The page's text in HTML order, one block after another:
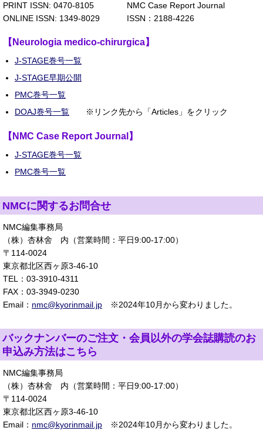
PRINT ISSN: 0470-8105 NMC Case Report Journal
ONLINE ISSN: 1349-8029 ISSN：2188-4226
【Neurologia medico-chirurgica】
J-STAGE巻号一覧
J-STAGE早期公開
PMC巻号一覧
DOAJ巻号一覧 ※リンク先から「Articles」をクリック
【NMC Case Report Journal】
J-STAGE巻号一覧
PMC巻号一覧
NMCに関するお問合せ
NMC編集事務局
（株）杏林舍 内（営業時間：平日9:00-17:00）
〒114-0024
東京都北区西ヶ原3-46-10
TEL：03-3910-4311
FAX：03-3949-0230
Email： nmc@kyorinmail.jp ※2024年10月から変わりました。
バックナンバーのご注文・会員以外の学会誌購読のお
申込み方法はこちら
NMC編集事務局
（株）杏林舍 内（営業時間：平日9:00-17:00）
〒114-0024
東京都北区西ヶ原3-46-10
Email： nmc@kyorinmail.jp ※2024年10月から変わりました。